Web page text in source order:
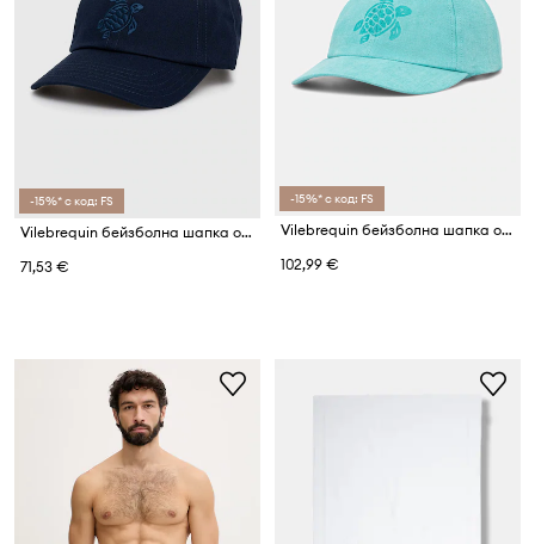
-15%* с код: FS
Vilebrequin бейзболна шапка от памук CAPSUN
71,53 €
-15%* с код: FS
Vilebrequin бейзболна шапка от лен
102,99 €